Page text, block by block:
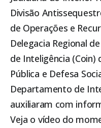
Divisão
de Operações e
Delegacia Regional de
de Inteligência (Coin)
Pública e Defesa
Departamento de
auxiliaram com
Veja o vídeo do